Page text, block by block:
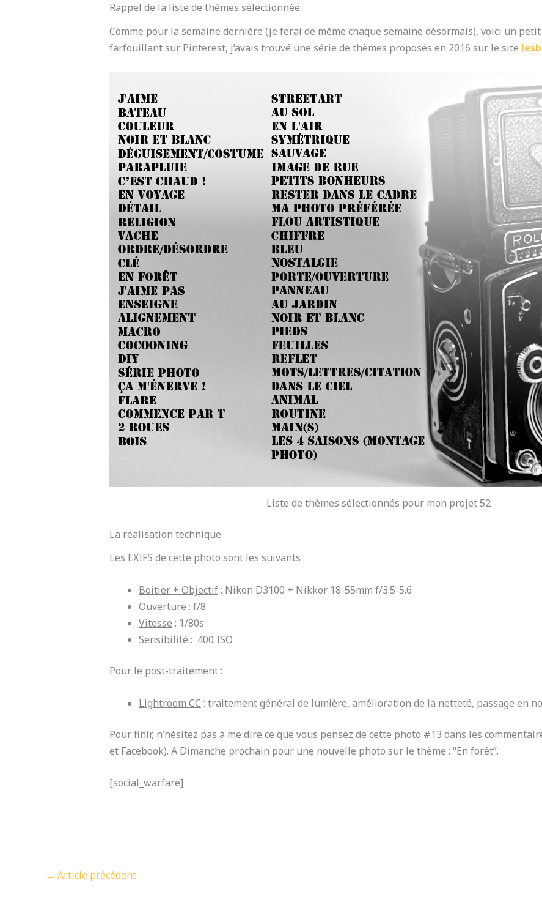
Rappel de la liste de thèmes sélectionnée
Comme pour la semaine dernière (je ferai de même chaque semaine désormais), voici un
farfouillant sur Pinterest, j’avais trouvé une série de thèmes proposés en 2016 sur le site
Liste de thèmes sélectionnés pour mon projet 52
La réalisation technique
Les EXIFS de cette photo sont les suivants :
Boitier + Objectif: Nikon D3100 + Nikkor 18-55mm f/3.5-5.6
Ouverture : f/8
Vitesse : 1/80s
Sensibilité : 400 ISO
Pour le post-traitement :
Lightroom CC : traitement général de lumière, amélioration de la netteté, passage en
Pour finir, n’hésitez pas à me dire ce que vous pensez de cette photo #13 dans les
et Facebook). A Dimanche prochain pour une nouvelle photo sur le thème : “En forêt”.
[social_warfare]
← Article précédent